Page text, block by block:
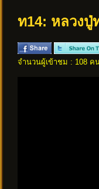
ท14: หลวง
จำนวนผู้เข้าชม : 108 ค